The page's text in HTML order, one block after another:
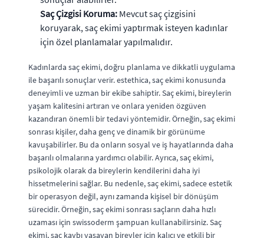
Saç Çizgisi Koruma: Mevcut saç çizgisini
koruyarak, saç ekimi yaptırmak isteyen kadınlar
için özel planlamalar yapılmalıdır.
Kadınlarda saç ekimi, doğru planlama ve dikkatli uygulama
ile başarılı sonuçlar verir. estethica, saç ekimi konusunda
deneyimli ve uzman bir ekibe sahiptir. Saç ekimi, bireylerin
yaşam kalitesini artıran ve onlara yeniden özgüven
kazandıran önemli bir tedavi yöntemidir. Örneğin, saç ekimi
sonrası kişiler, daha genç ve dinamik bir görünüme
kavuşabilirler. Bu da onların sosyal ve iş hayatlarında daha
başarılı olmalarına yardımcı olabilir. Ayrıca, saç ekimi,
psikolojik olarak da bireylerin kendilerini daha iyi
hissetmelerini sağlar. Bu nedenle, saç ekimi, sadece estetik
bir operasyon değil, aynı zamanda kişisel bir dönüşüm
sürecidir. Örneğin, saç ekimi sonrası saçların daha hızlı
uzaması için swissoderm şampuan kullanabilirsiniz. Saç
ekimi, saç kaybı yaşayan bireyler için kalıcı ve etkili bir